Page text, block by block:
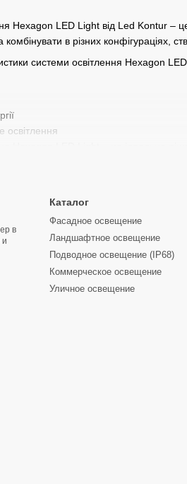
Hexagon LED Light від Led Kontur –
в різних конфігураціях,
системи освітлення Hexagon
освітлення
Hexagon LED Light забезпечує
на системі освітлення Hexagon
в
и
Каталог
Фасадное освещение
Ландшафтное освещение
Подводное освещение (IP68)
Коммерческое освещение
Уличное освещение